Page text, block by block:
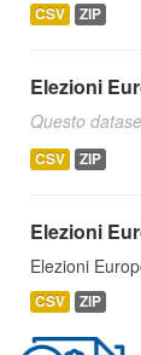
CSV ZIP
Elezioni
Questo
CSV ZIP
Elezioni
Elezioni
CSV ZIP